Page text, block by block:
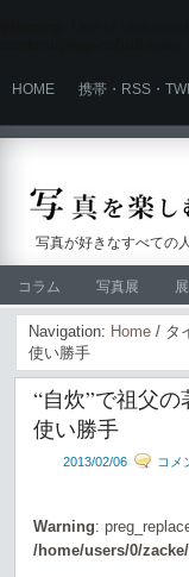
HOME 携帯・RSS・
写真が好きなすべての
コラム 写真展
Navigation: Home / タ
使い勝手
“自炊”で祖父
使い勝手
2013/02/06 コメ
Warning:
/home/users/0/